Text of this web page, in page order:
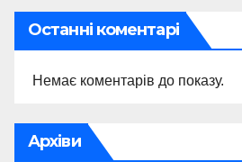
Останні коментарі
Немає коментарів до показу.
Архіви